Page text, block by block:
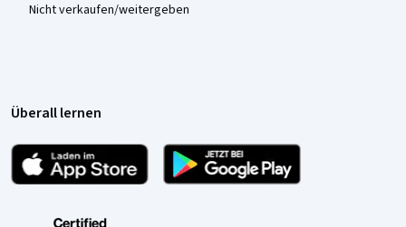
Nicht verkaufen/weitergeben
Überall lernen